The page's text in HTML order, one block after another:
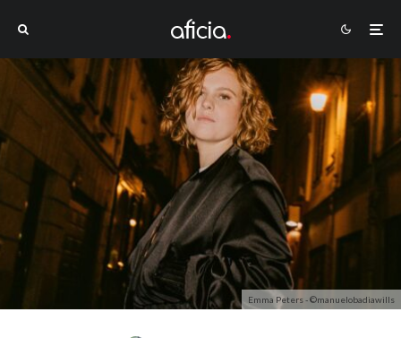
Emma Peters - ©manuelobadiawills